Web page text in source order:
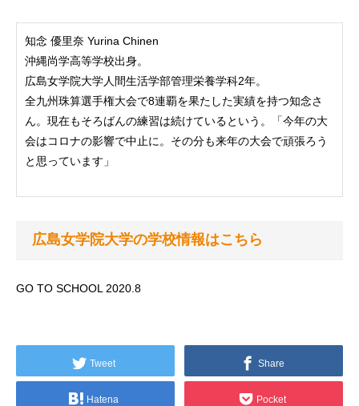
知念 優里奈 Yurina Chinen
沖縄尚学高等学校出身。
広島女学院大学人間生活学部管理栄養学科2年。
全九州珠算選手権大会で8連覇を果たした実績を持つ知念さ
ん。現在もそろばんの練習は続けているという。「今年の大
会はコロナの影響で中止に。その分も来年の大会で頑張ろう
と思っています」
広島女学院大学の学校情報はこちら
GO TO SCHOOL 2020.8
Tweet Share
Hatena Pocket